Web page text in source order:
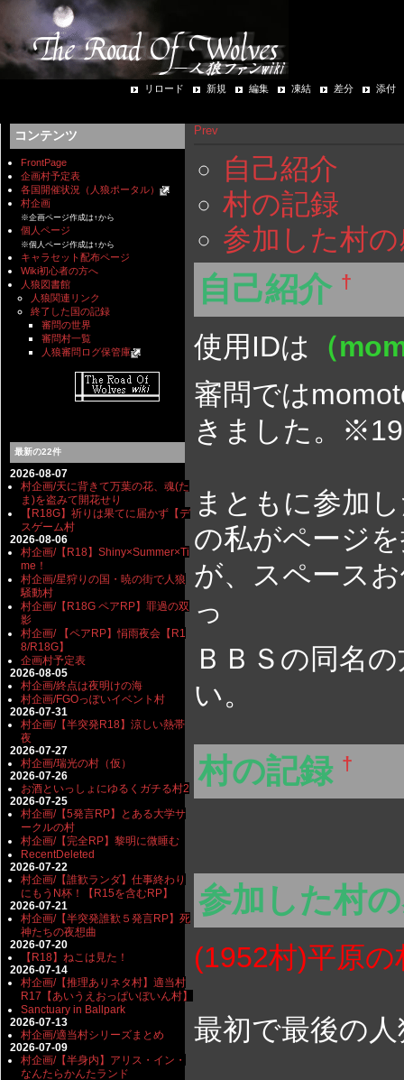
リロード 新規 編集 凍結 差分 添付
コンテンツ
FrontPage
企画村予定表
各国開催状況（人狼ポータル）
村企画
※企画ページ作成は↑から
個人ページ
※個人ページ作成は↑から
キャラセット配布ページ
Wiki初心者の方へ
人狼図書館
人狼関連リンク
終了した国の記録
審問の世界
審問村一覧
人狼審問ログ保管庫
最新の22件
2026-08-07
村企画/天に背きて万葉の花、魂(た
ま)を盗みて開花せり
【R18G】祈りは果てに届かず【デ
スゲーム村
2026-08-06
村企画/【R18】Shiny×Summer×Ti
me！
村企画/星狩りの国・暁の街で人狼
騒動村
村企画/【R18G ペアRP】罪過の双
影
村企画/ 【ペアRP】悁雨夜会【R1
8/R18G】
企画村予定表
2026-08-05
村企画/終点は夜明けの海
村企画/FGOっぽいイベント村
2026-07-31
村企画/【半突発R18】涼しい熱帯
夜
2026-07-27
村企画/瑞光の村（仮）
2026-07-26
お酒といっしょにゆるくガチる村2
2026-07-25
村企画/【5発言RP】とある大学サ
ークルの村
村企画/【完全RP】黎明に微睡む
RecentDeleted
2026-07-22
村企画/【誰歓ランダ】仕事終わり
にもうN杯！【R15を含むRP】
2026-07-21
村企画/【半突発誰歓５発言RP】死
神たちの夜想曲
2026-07-20
【R18】ねこは見た！
2026-07-14
村企画/【推理ありネタ村】適当村
R17【あいうえおっぱいぼいん村】
Sanctuary in Ballpark
2026-07-13
村企画/適当村シリーズまとめ
2026-07-09
村企画/【半身内】アリス・イン・
なんたらかんたランド
Prev
自己紹介
村の記録
参加した村
自己紹介 †
使用IDは （
審問では
きました。
まともに参加
の私がページ
が、スペース
っ
ＢＢＳの同名
い。
村の記録 †
参加した村
(1952村)平原の
最初で最後の